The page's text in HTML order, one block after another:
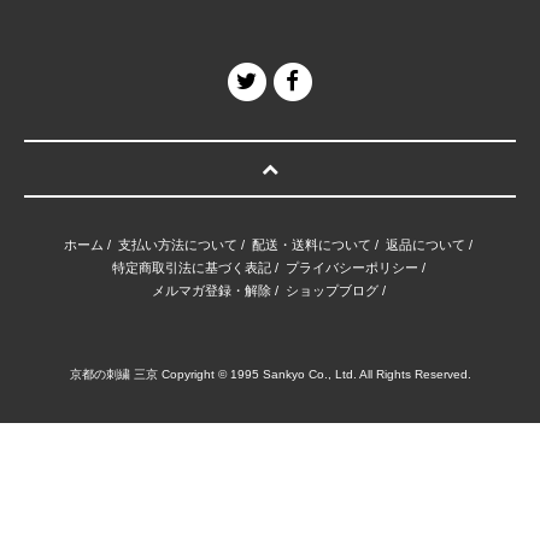
ホーム / 支払い方法について / 配送・送料について / 返品について /
特定商取引法に基づく表記/ プライバシーポリシー /
メルマガ登録・解除/ ショップブログ/
京都の刺繍 三京 Copyright © 1995 Sankyo Co., Ltd. All Rights Reserved.